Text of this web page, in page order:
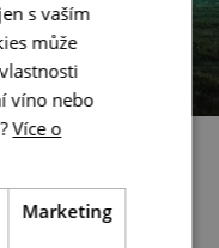
s vaším
může
víno nebo
Více o
Marketing